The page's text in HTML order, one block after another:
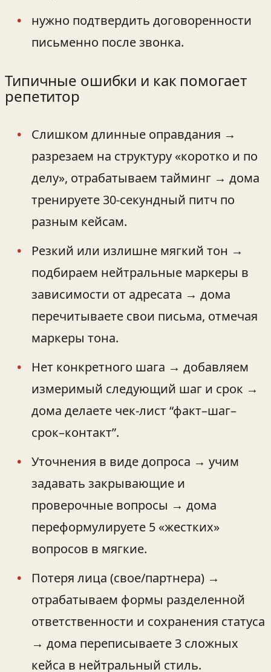
нужно подтвердить договоренности
письменно после звонка.
Типичные ошибки и как помогает
репетитор
Слишком длинные оправдания →
разрезаем на структуру «коротко и по
делу», отрабатываем тайминг → дома
тренируете 30‑секундный питч по
разным кейсам.
Резкий или излишне мягкий тон →
подбираем нейтральные маркеры в
зависимости от адресата → дома
перечитываете свои письма, отмечая
маркеры тона.
Нет конкретного шага → добавляем
измеримый следующий шаг и срок →
дома делаете чек-лист “факт–шаг–
срок–контакт”.
Уточнения в виде допроса → учим
задавать закрывающие и
проверочные вопросы → дома
переформулируете 5 «жестких»
вопросов в мягкие.
Потеря лица (свое/партнера) →
отрабатываем формы разделенной
ответственности и сохранения статуса
→ дома переписываете 3 сложных
кейса в нейтральный стиль.